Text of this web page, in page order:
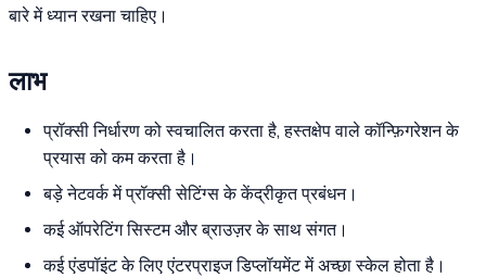
बारे में ध्यान रखना चाहिए।
लाभ
प्रॉक्सी निर्धारण को स्वचालित करता है, हस्तक्षेप वाले कॉन्फ़िगरेशन के
प्रयास को कम करता है।
बड़े नेटवर्क में प्रॉक्सी सेटिंग्स के केंद्रीकृत प्रबंधन।
कई ऑपरेटिंग सिस्टम और ब्राउज़र के साथ संगत।
कई एंडपॉइंट के लिए एंटरप्राइज डिप्लॉयमेंट में अच्छा स्केल होता है।